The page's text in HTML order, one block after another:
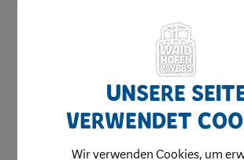
Unsere
verwendet
Wir verwenden Cookies, um